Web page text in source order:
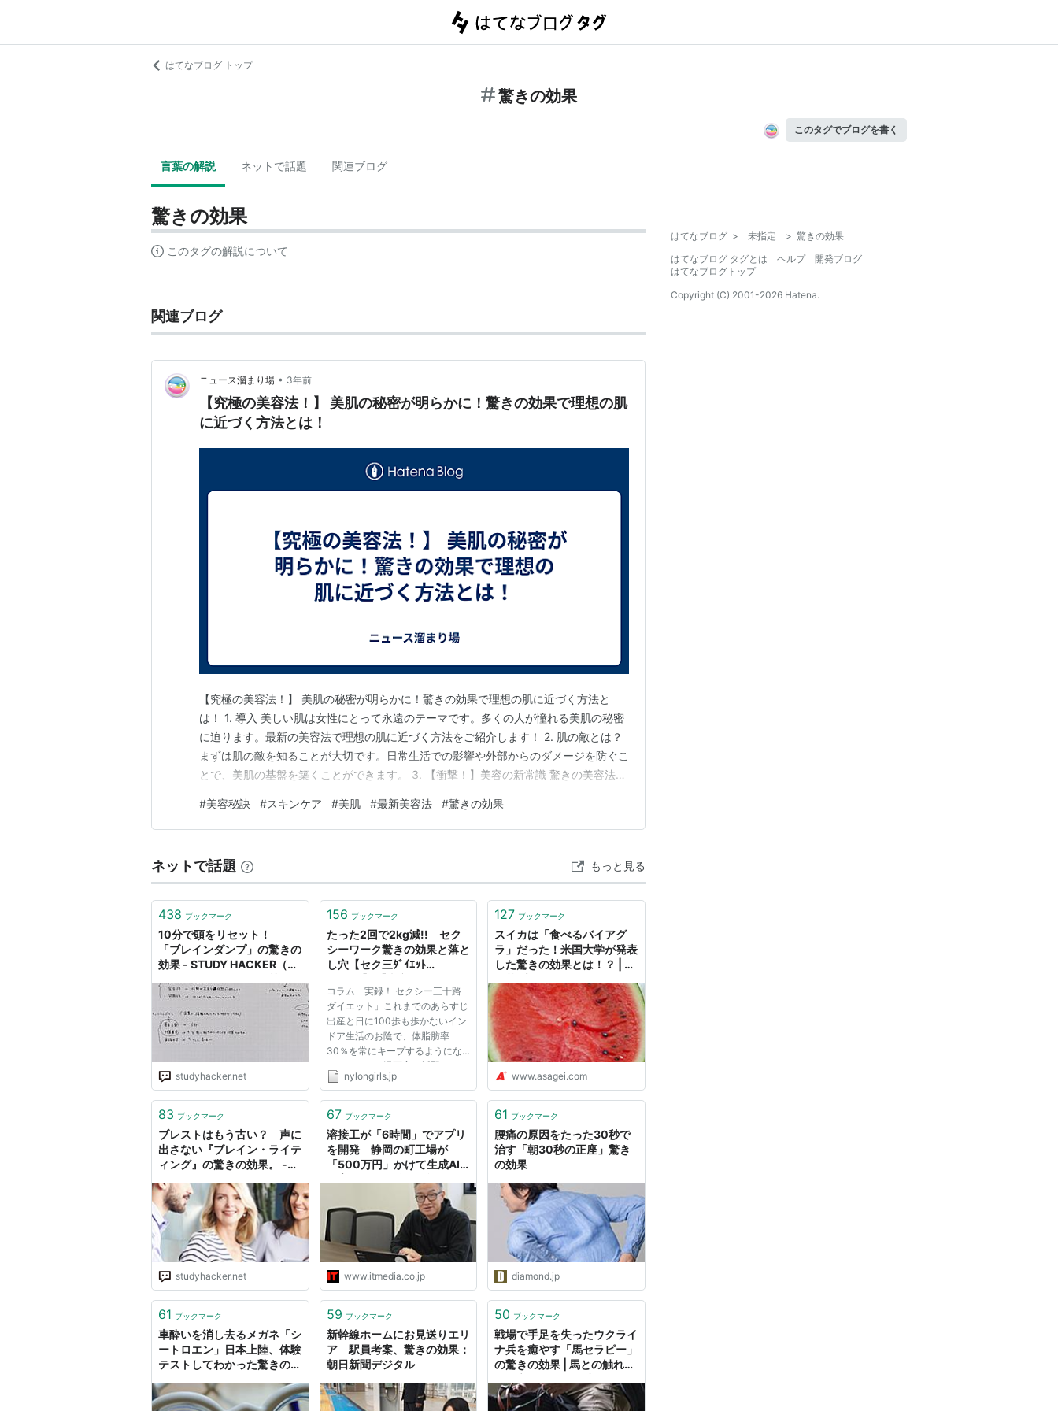
はてなブログ トップ
驚きの効果
このタグでブログを書く
言葉の解説 ネットで話題 関連ブログ
驚きの効果
このタグの解説について
関連ブログ
ニュース溜まり場 • 3年前
【究極の美容法！】 美肌の秘密が明らかに！驚きの効果で理想の肌
に近づく方法とは！
【究極の美容法！】 美肌の秘密が明らかに！驚きの効果で理想の肌に近づく方法と
は！ 1. 導入 美しい肌は女性にとって永遠のテーマです。多くの人が憧れる美肌の秘密
に迫ります。最新の美容法で理想の肌に近づく方法をご紹介します！ 2. 肌の敵とは？
まずは肌の敵を知ることが大切です。日常生活での影響や外部からのダメージを防ぐこ
とで、美肌の基盤を築くことができます。 3. 【衝撃！】美容の新常識 驚きの美容法が
を活用して、肌を内側からケアする方法をご紹介します。 4. 理想の肌に近づく秘訣 美
容のプロが実践する、理想の肌を手…
#美容秘訣 #スキンケア #美肌 #最新美容法 #驚きの効果
ネットで話題 もっと見る
438 ブックマーク
10分で頭をリセット！
「ブレインダンプ」の驚きの
効果 - STUDY HACKER（ス
の勉強法＆英語学習
studyhacker.net
156 ブックマーク
たった2回で2kg減!! セク
シーワーク驚きの効果と落と
し穴【セク三ﾀﾞｲｴｯﾄ
ールズ】
コラム「実録！ セクシー三十路
ダイエット」これまでのあらすじ
出産と日に100歩も歩かないイン
ドア生活のお陰で、体脂肪率
30％を常にキープするようにな
ったものぐさ漫画家・坂野りん
こ。「このままでは取り返しのつ
ブを卒業すべく彼女が駆け込んだ
アンド...
nylongirls.jp
127 ブックマーク
スイカは「食べるバイアグ
ラ」だった！米国大学が発表
した驚きの効果とは！？ | ア
www.asagei.com
83 ブックマーク
ブレストはもう古い？ 声に
出さない『ブレイン・ライテ
ィング』の驚きの効果。 -
ーハッカー）｜社会人の勉強
法＆英語学習
studyhacker.net
67 ブックマーク
溶接工が「6時間」でアプリ
を開発 静岡の町工場が
「500万円」かけて生成AI
www.itmedia.co.jp
61 ブックマーク
腰痛の原因をたった30秒で
治す「朝30秒の正座」驚き
の効果
diamond.jp
61 ブックマーク
車酔いを消し去るメガネ「シ
ートロエン」日本上陸、体験
テストしてわかった驚きの効
スパート - Yahoo!ニュース
59 ブックマーク
新幹線ホームにお見送りエリ
ア 駅員考案、驚きの効果：
朝日新聞デジタル
50 ブックマーク
戦場で手足を失ったウクライ
ナ兵を癒やす「馬セラピー」
の驚きの効果 | 馬との触れ合
はてなブログ > 未指定 > 驚きの効果
はてなブログ タグとは
ヘルプ
開発ブログ
はてなブログトップ
Copyright (C) 2001-2026 Hatena.